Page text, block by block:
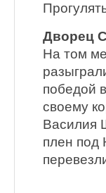
Дворец
На том
победой
своему
Василия
плен под